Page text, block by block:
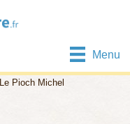
Menu
Le Pioch Michel